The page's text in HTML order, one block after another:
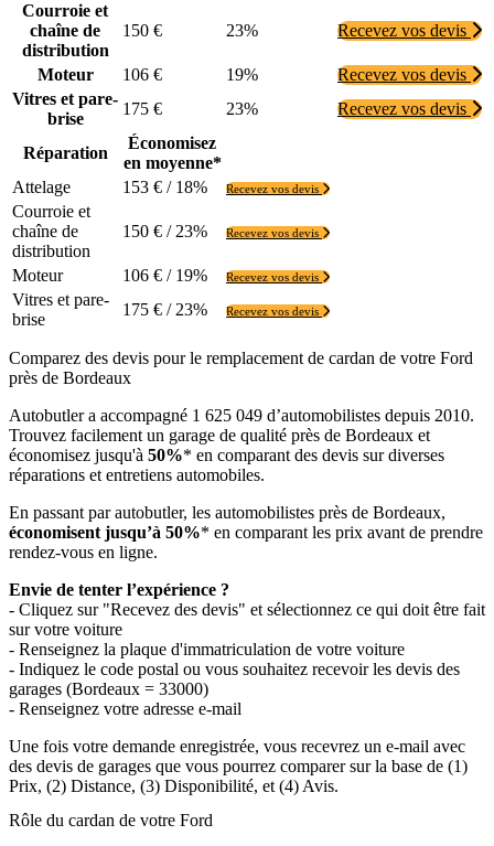
Courroie et
chaîne de
distribution
150 € 23% Recevez vos devis
Moteur 106 € 19%
Recevez vos devis
Vitres et pare-
brise
175 € 23% Recevez vos devis
Réparation
Économisez
en moyenne*
Attelage
153 € / 18% Recevez vos devis
Courroie et
chaîne de
distribution
150 € / 23% Recevez vos devis
Moteur 106 € / 19% Recevez vos devis
Vitres et pare-
brise
175 € / 23% Recevez vos devis
Comparez des devis pour le remplacement de cardan de votre Ford
près de Bordeaux
Autobutler a accompagné 1 625 049 d’automobilistes depuis 2010.
Trouvez facilement un garage de qualité près de Bordeaux et
économisez jusqu'à 50%* en comparant des devis sur diverses
réparations et entretiens automobiles.
En passant par autobutler, les automobilistes près de Bordeaux,
économisent jusqu’à 50%* en comparant les prix avant de prendre
rendez-vous en ligne.
Envie de tenter l’expérience ?
- Cliquez sur "Recevez des devis" et sélectionnez ce qui doit être fait
sur votre voiture
- Renseignez la plaque d'immatriculation de votre voiture
- Indiquez le code postal ou vous souhaitez recevoir les devis des
garages (Bordeaux = 33000)
- Renseignez votre adresse e-mail
Une fois votre demande enregistrée, vous recevrez un e-mail avec
des devis de garages que vous pourrez comparer sur la base de (1)
Prix, (2) Distance, (3) Disponibilité, et (4) Avis.
Rôle du cardan de votre Ford